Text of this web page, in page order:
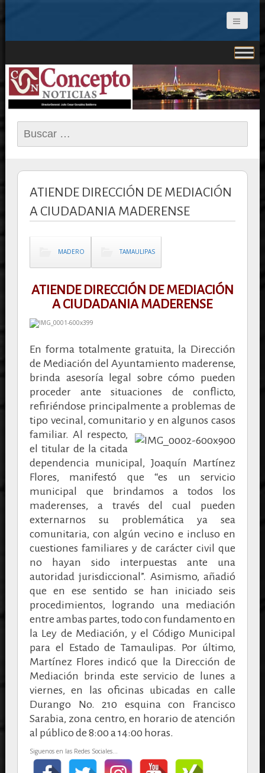
CONCEPTO NOTICIAS
Buscar:
ATIENDE DIRECCIÓN DE MEDIACIÓN
A CIUDADANIA MADERENSE
MADERO TAMAULIPAS
ATIENDE DIRECCIÓN DE MEDIACIÓN
A CIUDADANIA MADERENSE
En forma totalmente gratuita, la Dirección
de Mediación del Ayuntamiento maderense,
brinda asesoría legal sobre cómo pueden
proceder ante situaciones de conflicto,
refiriéndose principalmente a problemas de
tipo vecinal, comunitario y en algunos casos
familiar. Al respecto,
el titular de la citada
dependencia municipal, Joaquín Martínez
Flores, manifestó que “es un servicio
municipal que brindamos a todos los
maderenses, a través del cual pueden
externarnos su problemática ya sea
comunitaria, con algún vecino e incluso en
cuestiones familiares y de carácter civil que
no hayan sido interpuestas ante una
autoridad jurisdiccional”. Asimismo, añadió
que en ese sentido se han iniciado seis
procedimientos, logrando una mediación
entre ambas partes, todo con fundamento en
la Ley de Mediación, y el Código Municipal
para el Estado de Tamaulipas. Por último,
Martínez Flores indicó que la Dirección de
Mediación brinda este servicio de lunes a
viernes, en las oficinas ubicadas en calle
Durango No. 210 esquina con Francisco
Sarabia, zona centro, en horario de atención
al público de 8:00 a 14:00 horas.
Siguenos en las Redes Sociales...